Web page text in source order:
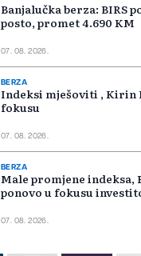
Banjalučka berza: BIRS
posto, promet 4.690 KM
07. 08. 2026.
BERZA
Indeksi mješoviti , Kirin
fokusu
07. 08. 2026.
BERZA
Male promjene indeksa,
ponovo u fokusu
07. 08. 2026.